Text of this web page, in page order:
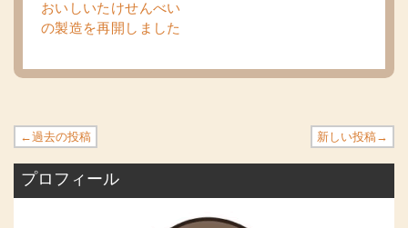
おいしいたけせんべい
の製造を再開しました
←過去の投稿 新しい投稿→
プロフィール